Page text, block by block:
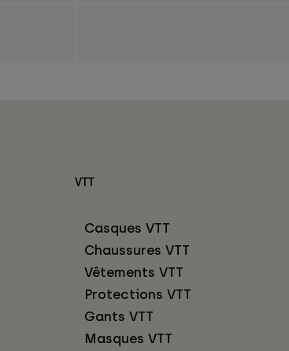
VTT
Casques VTT
Chaussures VTT
Vêtements VTT
Protections VTT
Gants VTT
Masques VTT